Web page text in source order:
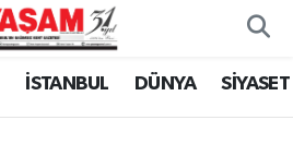
İSTANBUL DÜNYA SİYASET